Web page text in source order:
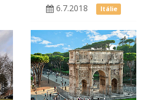
6.7.2018 Itálie